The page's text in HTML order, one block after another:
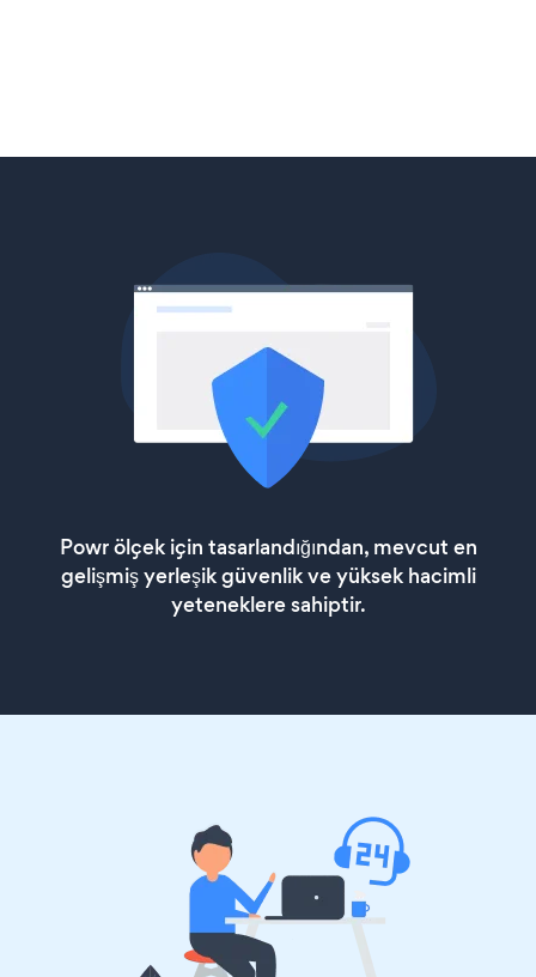
Powr ölçek için tasarlandığından, mevcut en
gelişmiş yerleşik güvenlik ve yüksek hacimli
yeteneklere sahiptir.